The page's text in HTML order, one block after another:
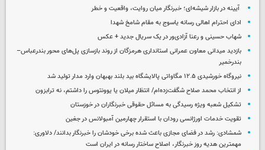
آیینه در بازار شیشه‌ای؛ خبرنگار میان روایت، واقعیت و خطر
ادای احترام اهالی رسانه یاسوج به مقام شامخ شهدا
شهاب حسینی و رعنا آزادی‌ور در یک سریال جدید + عکس
بازدید میدانی معاون عمرانی استانداری هرمزگان از روند بازسازی پل‌های محور بندرعباس–
بندرخمیر
نیروگاه خورشیدی ۱۲.۵ مگاواتی پالایشگاه بید بلند بهبهان وارد مدار تولید شد
از انتخاب محمد صلاح شگفت‌زده‌ام/ انتظار میلان یا یوونتوس را داشتم، نه ترابزون
تشکیل شعبه ویژه رسیدگی به مسائل حقوقی خبرنگاران در خوزستان
تقویت خدمات اورژانسی رودان با استقرار چهارمین آمبولانس در جغین
شمشادی: رشد در فضای مجازی باعث شده برخی خودشان را خبرنگار بدانند/ دلاوری:
مهمترین هدیه‌ روز خبرنگار، اصلاح ساختار رسانه در ایران است